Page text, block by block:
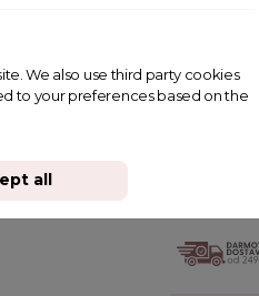
Wielka
We also use third party cookies
to your preferences based on the
all